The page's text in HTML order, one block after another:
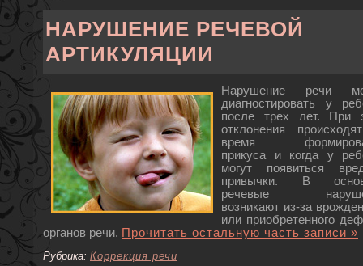
НАРУШЕНИЕ РЕЧЕВОЙ
АРТИКУЛЯЦИИ
Нарушение речи
диагностировать у
после трех лет. При
отклонения
время
прикуса и когда у
могут появиться
привычки. В
речевые
возникают из-за
или приобретенного
органов речи. Прочитать остальную часть записи »
Рубрика: Коррекция речи